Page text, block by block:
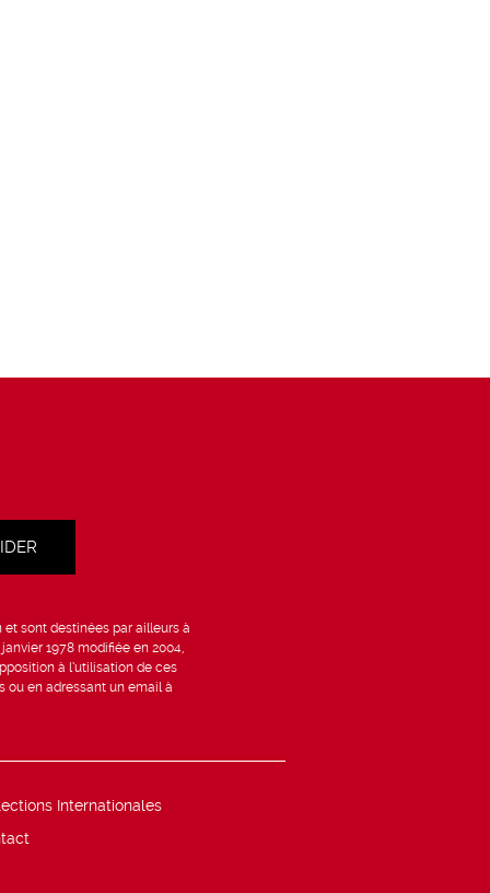
sont destinées par ailleurs à
1978 modifiée en 2004,
à l’utilisation de ces
ou en adressant un email à
Internationales